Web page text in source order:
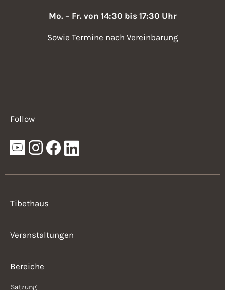
Mo. – Fr. von 14:30 bis 17:30 Uhr
Sowie Termine nach Vereinbarung
Follow
Tibethaus
Veranstaltungen
Bereiche
Satzung